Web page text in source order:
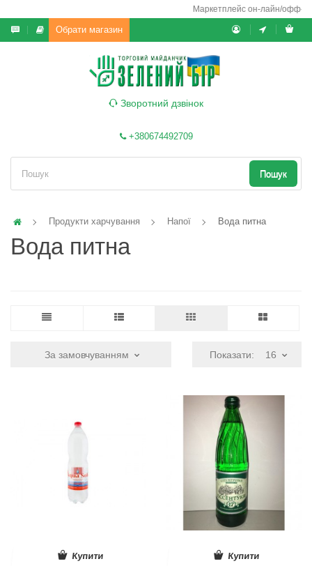
Маркетплейс он-лайн/офф-лайн
Обрати магазин
Зворотний дзвінок
+380674492709
Пошук
Продукти харчування Напої Вода питна
Вода питна
За замовчуванням Показати: 16
Купити Купити